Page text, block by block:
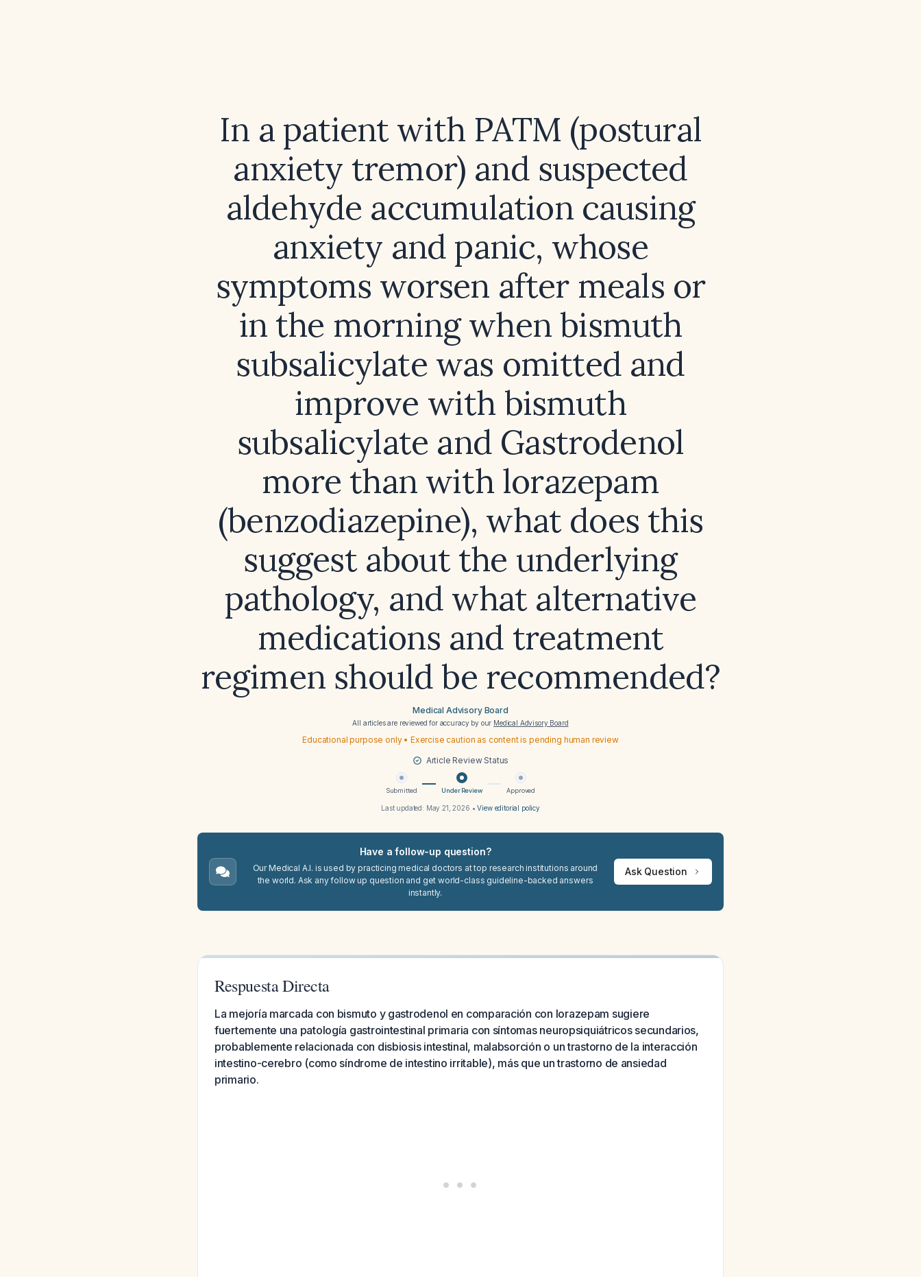
In a patient with PATM (postural
anxiety tremor) and suspected
aldehyde accumulation causing
anxiety and panic, whose
symptoms worsen after meals or
in the morning when bismuth
subsalicylate was omitted and
improve with bismuth
subsalicylate and Gastrodenol
more than with lorazepam
(benzodiazepine), what does this
suggest about the underlying
pathology, and what alternative
medications and treatment
regimen should be recommended?
Medical Advisory Board
All articles are reviewed for accuracy by our Medical Advisory Board
Educational purpose only • Exercise caution as content is pending human review
Article Review Status
Submitted Under Review Approved
Last updated: May 21, 2026 •View editorial policy
Have a follow-up question?
Our Medical A.I. is used by practicing medical doctors at top research institutions around
the world. Ask any follow up question and get world-class guideline-backed answers
instantly.
Ask Question
Respuesta Directa
La mejoría marcada con bismuto y gastrodenol en comparación con lorazepam sugiere
fuertemente una patología gastrointestinal primaria con síntomas neuropsiquiátricos secundarios,
probablemente relacionada con disbiosis intestinal, malabsorción o un trastorno de la interacción
intestino-cerebro (como síndrome de intestino irritable), más que un trastorno de ansiedad
primario.